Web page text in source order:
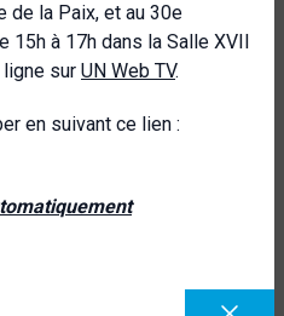
de la Paix, et au 30e
15h à 17h dans la Salle XVII
sur UN Web TV.
en suivant ce lien :